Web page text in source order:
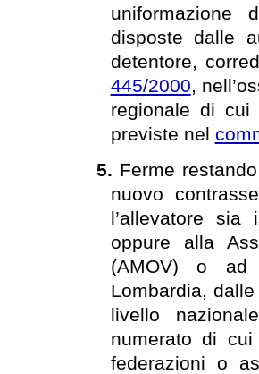
uniformazione
disposte dalle
detentore,
445/2000,
regionale di
previste nel
5. Ferme
nuovo
l’allevatore sia
oppure alla
(AMOV) o ad
Lombardia,
livello
numerato di
federazioni o